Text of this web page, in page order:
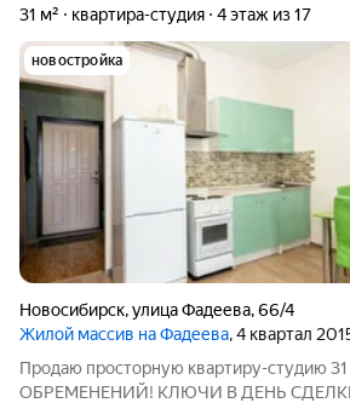
31 м² квартира-студия 4 этаж из 17
новостройка
Новосибирск,улица Фадеева,66/4
Жилой массив на Фадеева, 4 квартал
Продаю просторную квартиру-студию 31 м2. НЕТ
ОБРЕМЕНЕНИЙ! КЛЮЧИ В ДЕНЬ